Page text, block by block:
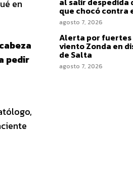
en
pedir
que chocó
agosto 7, 2026
Alerta por fuertes
viento Zonda en
de Salta
agosto 7, 2026